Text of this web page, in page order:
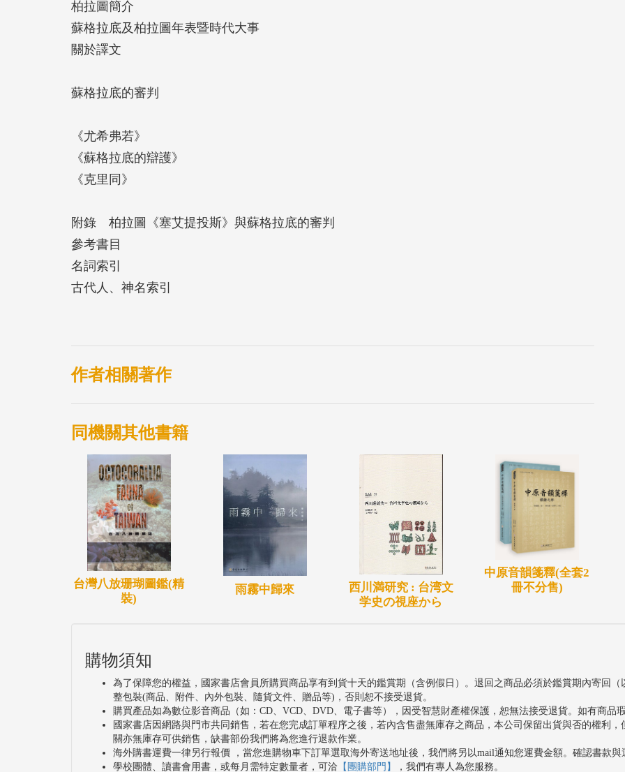
這三部對話錄不僅在情節上連貫承接，更是對蘇格拉底生活方式及哲學自身的有力辯護。本書
採希臘文與中文對照譯注，結合文本精讀與哲學解析，為理解柏拉圖思想與古希臘哲學之必讀
★ 中文．希臘文對照，忠實表達柏拉圖原典的語境。
★ 三部對話錄連貫承接，再現蘇格拉底最後的生命辯證。
柏拉圖簡介
蘇格拉底及柏拉圖年表暨時代大事
關於譯文
蘇格拉底的審判
《尤希弗若》
《蘇格拉底的辯護》
《克里同》
附錄 柏拉圖《塞艾提投斯》與蘇格拉底的審判
參考書目
名詞索引
古代人、神名索引
作者相關著作
同機關其他書籍
台灣八放珊瑚圖鑑(精
裝)
雨霧中歸來
西川満研究 : 台湾文
学史の視座から
中原音韻箋釋(全套2
冊不分售)
購物須知
為了保障您的權益，國家書店會員所購買商品享有到貨十天的鑑賞期（含例假日）。退回之商品必須於鑑賞期內寄回
整包裝(商品、附件、內外包裝、隨貨文件、贈品等)，否則恕不接受退貨。
購買產品如為數位影音商品（如：CD、VCD、DVD、電子書等），因受智慧財產權保護，恕無法接受退貨。如有商品
國家書店因網路與門市共同銷售，若在您完成訂單程序之後，若內含售盡無庫存之商品，本公司保留出貨與否的權利
關亦無庫存可供銷售，缺書部份我們將為您進行退款作業。
海外購書運費一律另行報價 ，當您進購物車下訂單選取海外寄送地址後，我們將另以mail通知您運費金額。確認書款
學校團體、讀書會用書，或每月需特定數量者，可洽 【團購部門】 ，我們有專人為您服務。